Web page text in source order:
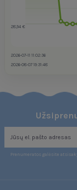
28,94 €
2026-07-11 11:02:36
2026-08-07 19:31:48
Prenumeratos galėsite